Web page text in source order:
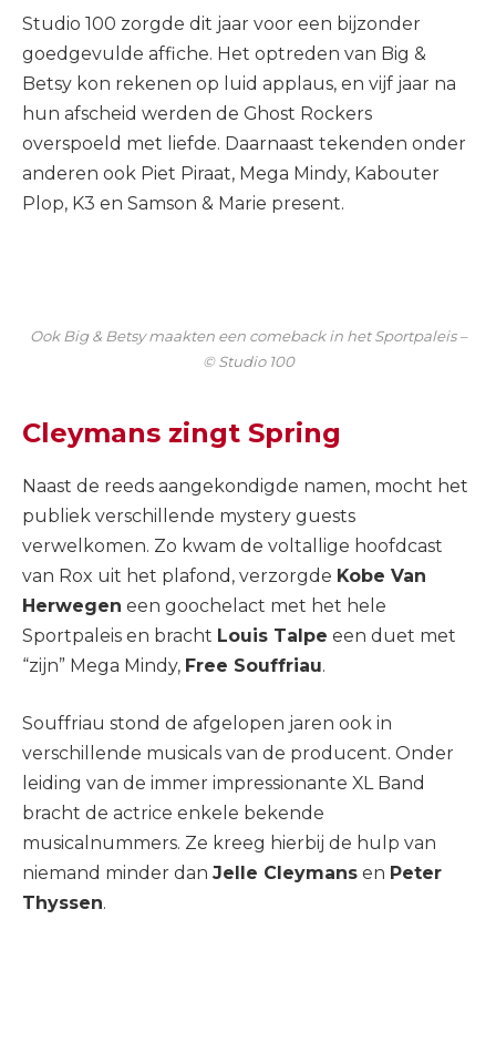
Studio 100 zorgde dit jaar voor een bijzonder
goedgevulde affiche. Het optreden van Big &
Betsy kon rekenen op luid applaus, en vijf jaar na
hun afscheid werden de Ghost Rockers
overspoeld met liefde. Daarnaast tekenden onder
anderen ook Piet Piraat, Mega Mindy, Kabouter
Plop, K3 en Samson & Marie present.
Ook Big & Betsy maakten een comeback in het Sportpaleis –
© Studio 100
Cleymans zingt Spring
Naast de reeds aangekondigde namen, mocht het
publiek verschillende mystery guests
verwelkomen. Zo kwam de voltallige hoofdcast
van Rox uit het plafond, verzorgde Kobe Van
Herwegen een goochelact met het hele
Sportpaleis en bracht Louis Talpe een duet met
“zijn” Mega Mindy, Free Souffriau.
Souffriau stond de afgelopen jaren ook in
verschillende musicals van de producent. Onder
leiding van de immer impressionante XL Band
bracht de actrice enkele bekende
musicalnummers. Ze kreeg hierbij de hulp van
niemand minder dan Jelle Cleymans en Peter
Thyssen.